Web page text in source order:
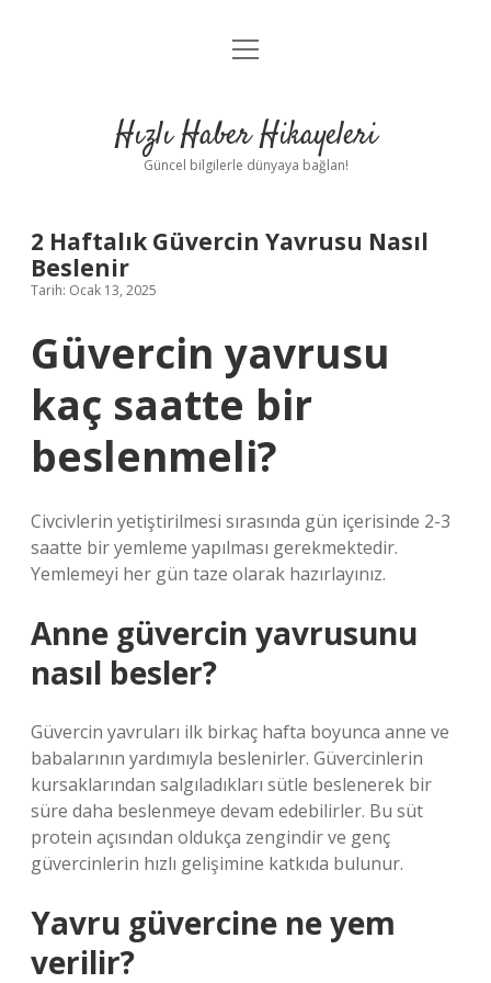
Anasayfa
Yasal Uyarı
menüyü
Hızlı Haber Hikayeleri
Güncel bilgilerle dünyaya bağlan!
2 Haftalık Güvercin Yavrusu Nasıl
Beslenir
Tarih: Ocak 13, 2025
Güvercin yavrusu
kaç saatte bir
beslenmeli?
Civcivlerin yetiştirilmesi sırasında gün içerisinde 2-3
saatte bir yemleme yapılması gerekmektedir.
Yemlemeyi her gün taze olarak hazırlayınız.
Anne güvercin yavrusunu
nasıl besler?
Güvercin yavruları ilk birkaç hafta boyunca anne ve
babalarının yardımıyla beslenirler. Güvercinlerin
kursaklarından salgıladıkları sütle beslenerek bir
süre daha beslenmeye devam edebilirler. Bu süt
protein açısından oldukça zengindir ve genç
güvercinlerin hızlı gelişimine katkıda bulunur.
Yavru güvercine ne yem
verilir?